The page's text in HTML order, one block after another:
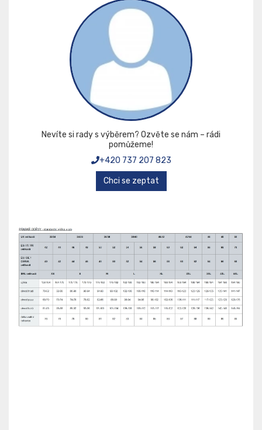
Nevíte si rady s výběrem? Ozvěte se nám – rádi
pomůžeme!
+420 737 207 823
Chci se zeptat